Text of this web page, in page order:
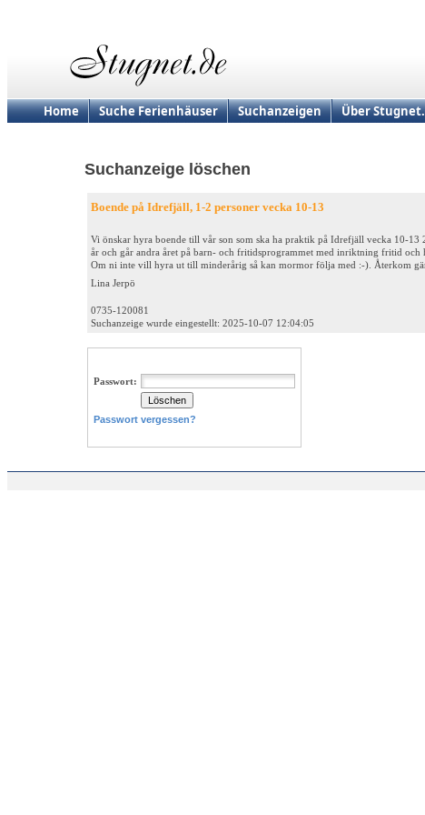
Home Suche Ferienhäuser Suchanzeigen Über
Suchanzeige löschen
Boende på Idrefjäll, 1-2 personer vecka 10-13
Vi önskar hyra boende till vår son som ska ha praktik på Idrefjäll vecka 10-
år och går andra året på barn- och fritidsprogrammet med inriktning fritid och
Om ni inte vill hyra ut till minderårig så kan mormor följa med :-). Återkom
Lina Jerpö
0735-120081
Suchanzeige wurde eingestellt: 2025-10-07 12:04:05
Passwort:
Passwort vergessen?